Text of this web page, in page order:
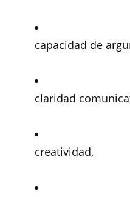
capacidad de
claridad
creatividad,